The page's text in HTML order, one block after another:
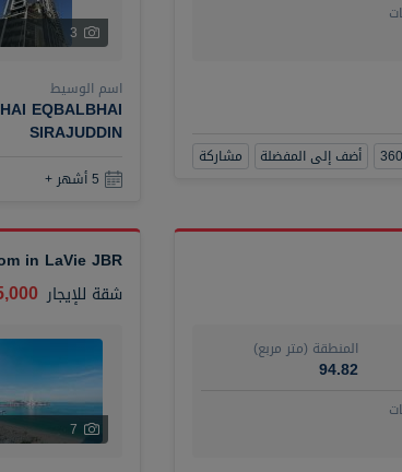
أضف إلى المفضلة مشاركة
3
اسم الوسيط
EQBALBHAI
SIRAJUDDIN
5 أشهر +
المنطقة (متر مربع)
94.82
in LaVie JBR
شقة للإيجار
7